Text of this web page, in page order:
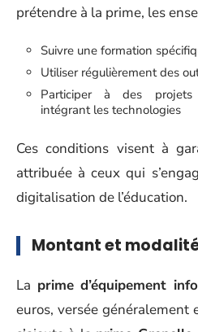
prétendre à la prime, les
Suivre une formation
Utiliser régulièrement des
Participer à des projets
intégrant les technologies
Ces conditions visent à
attribuée à ceux qui
digitalisation de l’éducation.
Montant et
La prime d’équipement
euros, versée généralement